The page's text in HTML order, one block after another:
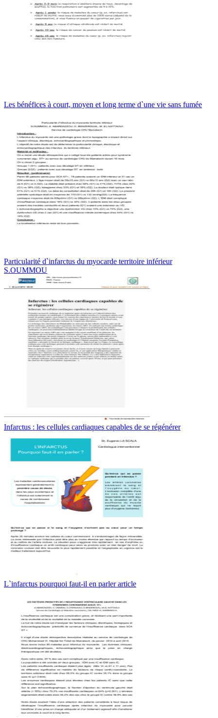
Les bénéfices à court, moyen et long terme d`une vie sans fumée
Particularité d`infarctus du myocarde territoire inférieur
S.OUMMOU
Infarctus : les cellules cardiaques capables de se régénérer
L`infarctus pourquoi faut-il en parler article